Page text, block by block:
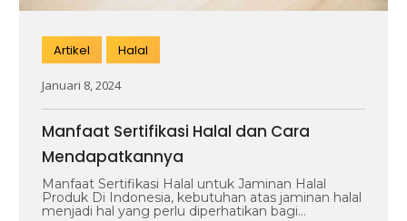
Artikel Halal
Januari 8, 2024
Manfaat Sertifikasi Halal dan Cara
Mendapatkannya
Manfaat Sertifikasi Halal untuk Jaminan Halal
Produk Di Indonesia, kebutuhan atas jaminan halal
menjadi hal yang perlu diperhatikan bagi